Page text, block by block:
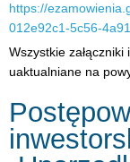
https://
012e92c1-5c56-
Wszystkie
uaktualniane na